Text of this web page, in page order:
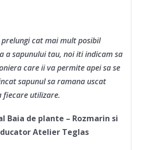
cat mai mult posibil
a sapunului tau, noi iti indicam sa
care ii va permite apei sa se
sapunul sa ramana uscat
fiecare utilizare.
Baia de plante – Rozmarin si
Atelier Teglas